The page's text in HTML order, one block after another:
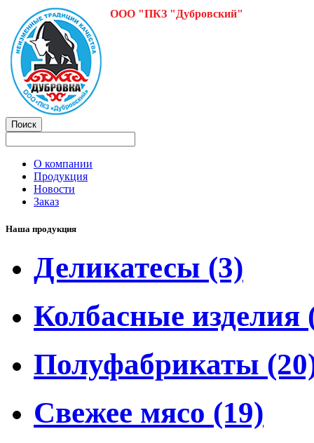
ООО "ПКЗ "Дубровский"
О компании
Продукция
Новости
Заказ
Наша продукция
Деликатесы (3)
Колбасные изделия
Полуфабрикаты
Свежее мясо (19)